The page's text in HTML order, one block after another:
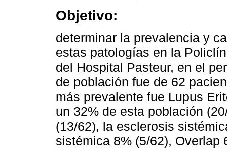
Objetivo:
determinar la prevalencia y
estas patologías en la
del Hospital Pasteur, en el
de población fue de 62
más prevalente fue Lupus
un 32% de esta población
(13/62), la esclerosis
sistémica 8% (5/62), Overlap